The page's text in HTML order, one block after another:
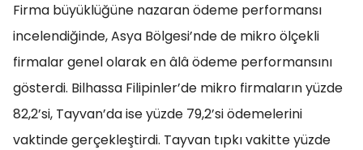
Firma büyüklüğüne nazaran ödeme performansı
incelendiğinde, Asya Bölgesi’nde de mikro ölçekli
firmalar genel olarak en âlâ ödeme performansını
gösterdi. Bilhassa Filipinler’de mikro firmaların yüzde
82,2’si, Tayvan’da ise yüzde 79,2’si ödemelerini
vaktinde gerçekleştirdi. Tayvan tıpkı vakitte yüzde